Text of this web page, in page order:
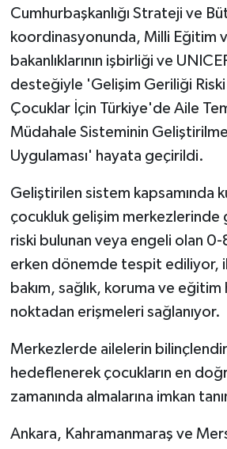
Cumhurbaşkanlığı Strateji ve
koordinasyonunda, Milli Eğitim
bakanlıklarının işbirliği ve
desteğiyle 'Gelişim Geriliği
Çocuklar İçin Türkiye'de Aile
Müdahale Sisteminin
Uygulaması' hayata geçirildi.
Geliştirilen sistem kapsamında
çocukluk gelişim merkezlerinde
riski bulunan veya engeli olan
erken dönemde tespit ediliyor,
bakım, sağlık, koruma ve
noktadan erişmeleri sağlanıyor.
Merkezlerde ailelerin
hedeflenerek çocukların en
zamanında almalarına imkan
Ankara, Kahramanmaraş ve